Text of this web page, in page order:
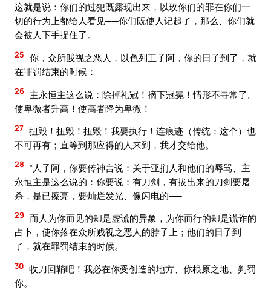
这就是说：你们的过犯既露现出来，以玫你们的罪在你们一
切的行为上都给人看见──你们既使人记起了，那么、你们就
会被人下手捉住了。
25 你，众所贱视之恶人，以色列王子阿，你的日子到了，就
在罪罚结束的时候：
26 主永恒主这么说：除掉礼冠！摘下冠冕！情形不寻常了。
使卑微者升高！使高者降为卑微！
27 扭毁！扭毁！扭毁！我要执行！连痕迹（传统：这个）也
不可再有；直等到那应得的人来到，我才交给他。
28
“人子阿，你要传神言说：关于亚扪人和他们的辱骂、主
永恒主是这么说的：你要说：有刀剑，有拔出来的刀剑要屠
杀，是已擦亮，要灿烂发光、像闪电的──
29 而人为你而见的却是虚谎的异象，为你而行的却是谎诈的
占卜，使你落在众所贱视之恶人的脖子上；他们的日子到
了，就在罪罚结束的时候。
30 收刀回鞘吧！我必在你受创造的地方、你根原之地、判罚
你。